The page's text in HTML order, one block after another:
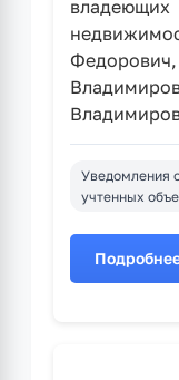
Уведомления
учтенных
о